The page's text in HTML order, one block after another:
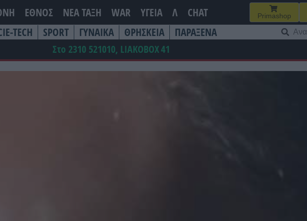
ΕΘΝΟΣ ΝΕΑ ΤΆΞΗ WAR ΥΓΕΙΑ Λ CHAT Primashop
TECH SPORT ΓΥΝΑΙΚΑ ΘΡΗΣΚΕΙΑ ΠΑΡΑΞΕΝΑ
Στο 2310 521010, LIAKOBOX41